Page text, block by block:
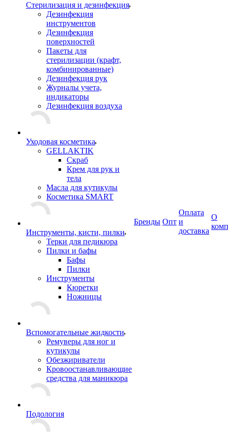
Стерилизация и дезинфекция
Дезинфекция
инструментов
Дезинфекция
поверхностей
Пакеты для
стерилизации (крафт,
комбинированные)
Дезинфекция рук
Журналы учета,
индикаторы
Дезинфекция воздуха
Уходовая косметика
GELLAKTIK
Скраб
Крем для рук и
тела
Масла для кутикулы
Косметика SMART
Инструменты, кисти, пилки
Терки для педикюра
Пилки и бафы
Бафы
Пилки
Инструменты
Кюретки
Ножницы
Вспомогательные жидкости
Ремуверы для ног и
кутикулы
Обезжириватели
Кровоостанавливающие
средства для маникюра
Подология
Бренды Опт
Оплата
и
доставка
О